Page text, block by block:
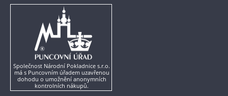
Společnost Národní Pokladnice s.r.o.
má s Puncovním úřadem uzavřenou
dohodu o umožnění anonymních
kontrolních nákupů.